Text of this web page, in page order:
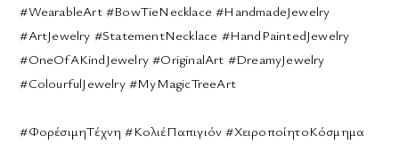
#WearableArt #BowTieNecklace #HandmadeJewelry
#ArtJewelry #StatementNecklace #HandPaintedJewelry
#OneOfAKindJewelry #OriginalArt #DreamyJewelry
#ColourfulJewelry #MyMagicTreeArt
#ΦορέσιμηΤέχνη #ΚολιέΠαπιγιόν #ΧειροποίητοΚόσμημα